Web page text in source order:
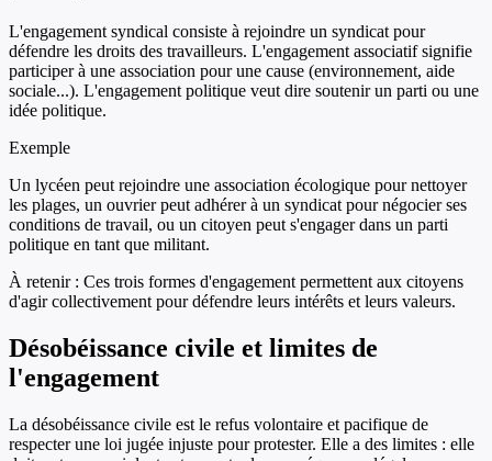
L'engagement syndical consiste à rejoindre un syndicat pour
défendre les droits des travailleurs. L'engagement associatif signifie
participer à une association pour une cause (environnement, aide
sociale...). L'engagement politique veut dire soutenir un parti ou une
idée politique.
Exemple
Un lycéen peut rejoindre une association écologique pour nettoyer
les plages, un ouvrier peut adhérer à un syndicat pour négocier ses
conditions de travail, ou un citoyen peut s'engager dans un parti
politique en tant que militant.
À retenir : Ces trois formes d'engagement permettent aux citoyens
d'agir collectivement pour défendre leurs intérêts et leurs valeurs.
Désobéissance civile et limites de
l'engagement
La désobéissance civile est le refus volontaire et pacifique de
respecter une loi jugée injuste pour protester. Elle a des limites : elle